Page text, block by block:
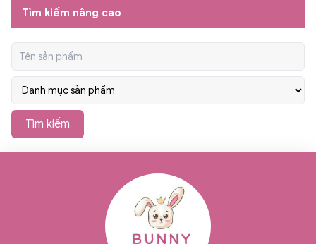
Tìm kiếm nâng cao
Tìm kiếm